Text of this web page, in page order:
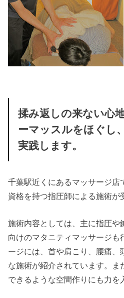
揉み返しの来ない心
ーマッスルをほぐし
実践します。
千葉駅近くにあるマッサージ店
資格を持つ指圧師による施術が
施術内容としては、主に指圧や
向けのマタニティマッサージも
ージには、首や肩こり、腰痛、
な施術が紹介されています。ま
できるような空間作りにも力を